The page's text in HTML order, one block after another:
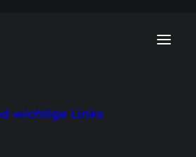
wichtige Links
Blog: